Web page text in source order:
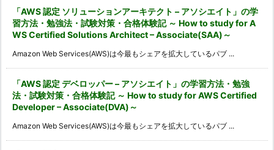
「AWS 認定 ソリューションアーキテクト – アソシエイト」の学
習方法・勉強法・試験対策・合格体験記 ～ How to study for A
WS Certified Solutions Architect – Associate(SAA)～
Amazon Web Services(AWS)は今最もシェアを拡大しているパブ ...
「AWS 認定 デベロッパー – アソシエイト」の学習方法・勉強
法・試験対策・合格体験記 ～ How to study for AWS Certified
Developer – Associate(DVA)～
Amazon Web Services(AWS)は今最もシェアを拡大しているパブ ...